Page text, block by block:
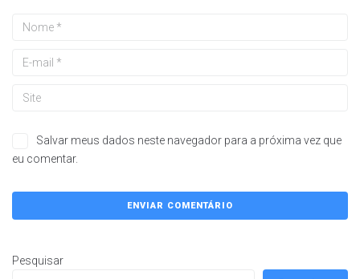
Salvar meus dados neste navegador para a próxima vez que
eu comentar.
Pesquisar